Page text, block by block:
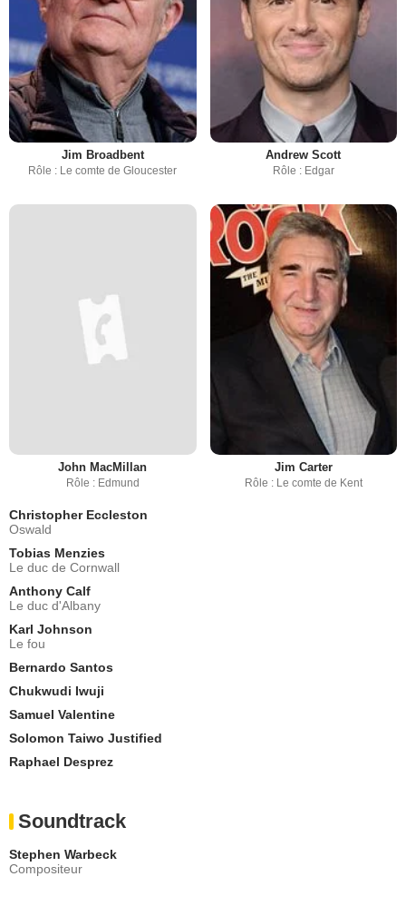
Jim Broadbent
Rôle : Le comte de Gloucester
Andrew Scott
Rôle : Edgar
John MacMillan
Rôle : Edmund
Jim Carter
Rôle : Le comte de Kent
Christopher Eccleston
Oswald
Tobias Menzies
Le duc de Cornwall
Anthony Calf
Le duc d'Albany
Karl Johnson
Le fou
Bernardo Santos
Chukwudi Iwuji
Samuel Valentine
Solomon Taiwo Justified
Raphael Desprez
Soundtrack
Stephen Warbeck
Compositeur